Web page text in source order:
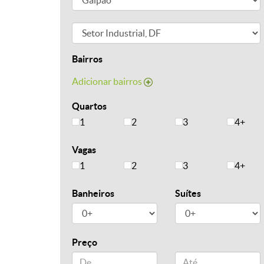
Bairros
Adicionar bairros
Quartos
1
2 3 4+
Vagas
1
2 3 4+
Banheiros Suítes
Preço